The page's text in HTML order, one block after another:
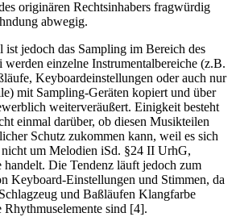
originären Rechtsinhabers fragwürdig
abwegig.
jedoch das Sampling im Bereich des
einzelne Instrumentalbereiche (z.B.
Keyboardeinstellungen oder auch nur
mit Sampling-Geräten kopiert und über
weiterveräußert. Einigkeit besteht
einmal darüber, ob diesen Musikteilen
Schutz zukommen kann, weil es sich
um Melodien iSd. §24 II UrhG,
Die Tendenz läuft jedoch zum
Keyboard-Einstellungen und Stimmen, da
und Baßläufen Klangfarbe
Rhythmuselemente sind [4].